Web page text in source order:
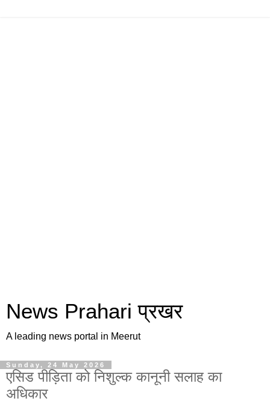
News Prahari प्रखर
A leading news portal in Meerut
Sunday, 24 May 2026
एसिड पीड़िता को निशुल्क कानूनी सलाह का
अधिकार